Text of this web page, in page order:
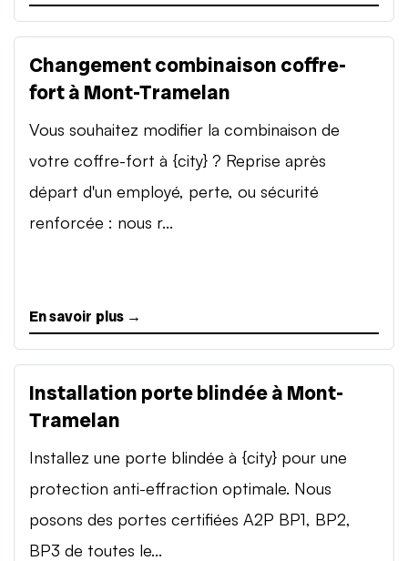
Changement combinaison coffre-
fort à Mont-Tramelan
Vous souhaitez modifier la combinaison de
votre coffre-fort à {city} ? Reprise après
départ d'un employé, perte, ou sécurité
renforcée : nous r...
En savoir plus →
Installation porte blindée à Mont-
Tramelan
Installez une porte blindée à {city} pour une
protection anti-effraction optimale. Nous
posons des portes certifiées A2P BP1, BP2,
BP3 de toutes le...